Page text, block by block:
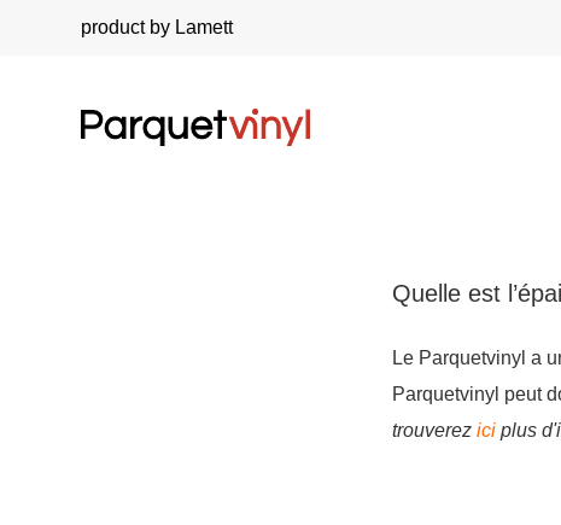
product by Lamett
Quelle est
Le Parquetvinyl a
Parquetvinyl peut
trouverez iciplus